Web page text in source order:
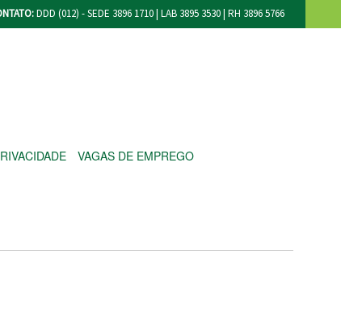
DDD (012) - SEDE 3896 1710 | LAB 3895 3530 | RH 3896 5766
VAGAS DE EMPREGO